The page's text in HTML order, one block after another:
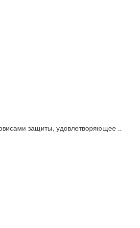
защиты, удовлетворяющее ..